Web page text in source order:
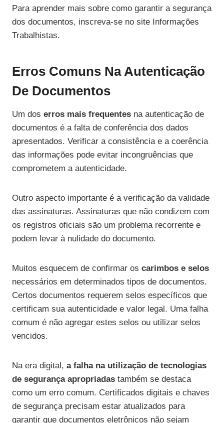
Para aprender mais sobre como garantir a segurança
dos documentos, inscreva-se no site Informações
Trabalhistas.
Erros Comuns Na Autenticação
De Documentos
Um dos erros mais frequentes na autenticação de
documentos é a falta de conferência dos dados
apresentados. Verificar a consistência e a coerência
das informações pode evitar incongruências que
comprometem a autenticidade.
Outro aspecto importante é a verificação da validade
das assinaturas. Assinaturas que não condizem com
os registros oficiais são um problema recorrente e
podem levar à nulidade do documento.
Muitos esquecem de confirmar os carimbos e selos
necessários em determinados tipos de documentos.
Certos documentos requerem selos específicos que
certificam sua autenticidade e valor legal. Uma falha
comum é não agregar estes selos ou utilizar selos
vencidos.
Na era digital, a falha na utilização de tecnologias
de segurança apropriadas também se destaca
como um erro comum. Certificados digitais e chaves
de segurança precisam estar atualizados para
garantir que documentos eletrônicos não sejam